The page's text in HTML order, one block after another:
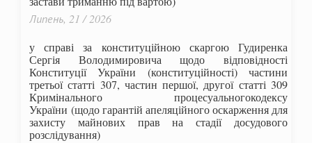
Липень, 21 / 2026
у справі за конституційною скаргою Гудиренка
Сергія Володимировича щодо відповідності
Конституції України (конституційності) частини
третьої статті 307, частин першої, другої статті 309
Кримінального процесуальногокодексу
України (щодо гарантій апеляційного оскарження для
захисту майнових прав на стадії досудового
розслідування)